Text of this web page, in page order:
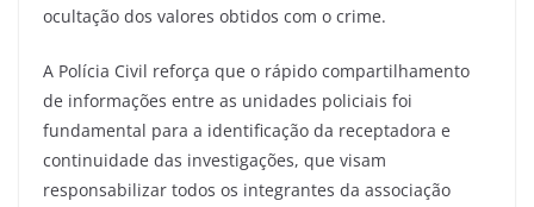
ocultação dos valores obtidos com o crime.
A Polícia Civil reforça que o rápido compartilhamento
de informações entre as unidades policiais foi
fundamental para a identificação da receptadora e
continuidade das investigações, que visam
responsabilizar todos os integrantes da associação